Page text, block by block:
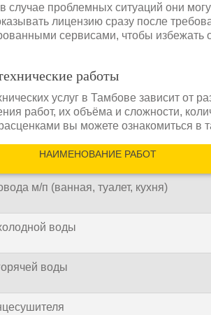
случае проблемных ситуаций они
лицензию сразу после
сервисами, чтобы
работы
услуг в Тамбове зависит от
работ, их объёма и сложности,
вы можете ознакомиться в
НАИМЕНОВАНИЕ РАБОТ
м/п (ванная, туалет, кухня)
воды
воды